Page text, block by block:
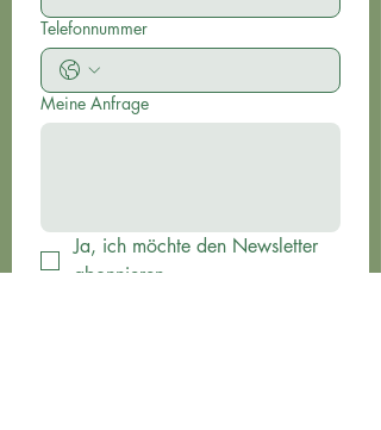
Telefonnummer
Meine Anfrage
Ja, ich möchte den Newsletter
abonnieren.